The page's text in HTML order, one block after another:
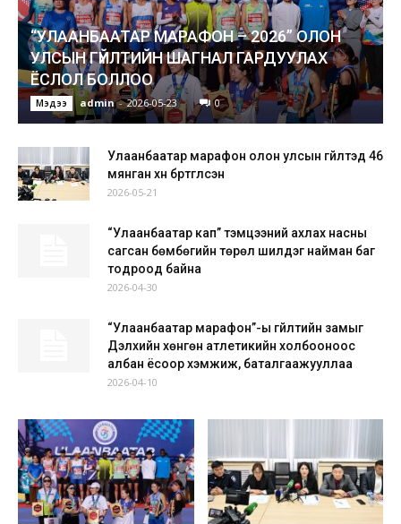
“УЛААНБААТАР МАРАФОН – 2026” ОЛОН
УЛСЫН ГҮЙЛТИЙН ШАГНАЛ ГАРДУУЛАХ
ЁСЛОЛ БОЛЛОО
Мэдээ admin - 2026-05-23 0
Улаанбаатар марафон олон улсын гүйлтэд 46
мянган хүн бүртгүүлсэн
2026-05-21
“Улаанбаатар кап” тэмцээний ахлах насны
сагсан бөмбөгийн төрөл шилдэг найман баг
тодроод байна
2026-04-30
“Улаанбаатар марафон”-ы гүйлтийн замыг
Дэлхийн хөнгөн атлетикийн холбооноос
албан ёсоор хэмжиж, баталгаажууллаа
2026-04-10